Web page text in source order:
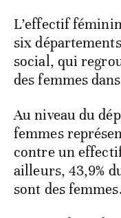
L’effectif
six
social, qui
des femmes
Au niveau du
femmes
contre un
ailleurs, 43,9%
sont des